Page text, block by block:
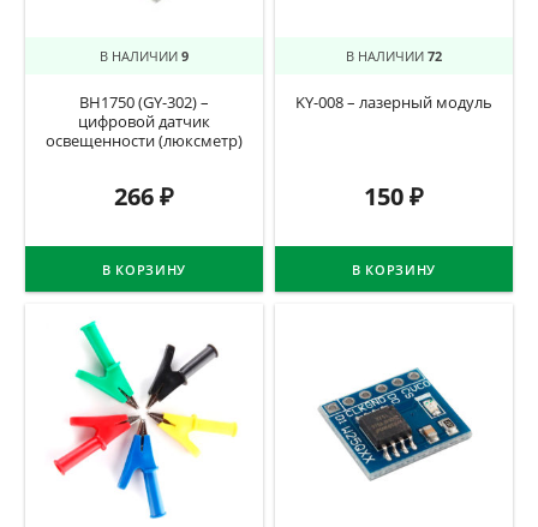
В НАЛИЧИИ 9
BH1750 (GY-302) –
цифровой датчик
освещенности (люксметр)
266₽
В КОРЗИНУ
В НАЛИЧИИ 72
KY-008 – лазерный модуль
150₽
В КОРЗИНУ